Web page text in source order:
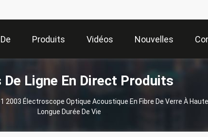
Produits Vidéos Nouvelles
De Ligne En Direct Produits
1 2003 Électroscope Optique Acoustique En Fibre De Verre À
Longue Durée De Vie